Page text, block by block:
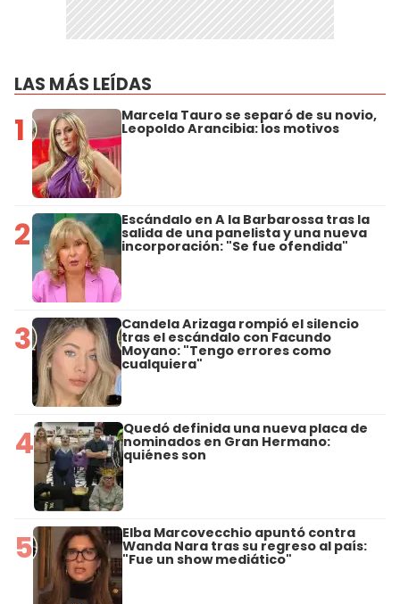
LAS MÁS LEÍDAS
1 Marcela Tauro se separó de su novio,
Leopoldo Arancibia: los motivos
2 Escándalo en A la Barbarossa tras la
salida de una panelista y una nueva
incorporación: "Se fue ofendida"
3 Candela Arizaga rompió el silencio
tras el escándalo con Facundo
Moyano: "Tengo errores como
cualquiera"
4 Quedó definida una nueva placa de
nominados en Gran Hermano:
quiénes son
5 Elba Marcovecchio apuntó contra
Wanda Nara tras su regreso al país:
"Fue un show mediático"